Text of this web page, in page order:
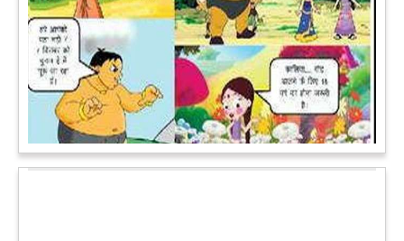
पेट पकड़ कर हंसने पर मजबूर हो जायेंगे आप जानवरों की ये अदाएं देखकर
कल्पना कीजिये उस दृश्य की, जिसमें कोई गिलहरी किसी मेंढक के साथ
लिप-लॉक कर रही हो। गिलहरी झूला झूल रही हो।आगे पढ़ें